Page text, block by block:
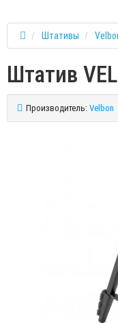
Штативы
Штатив
Производитель: Velbon